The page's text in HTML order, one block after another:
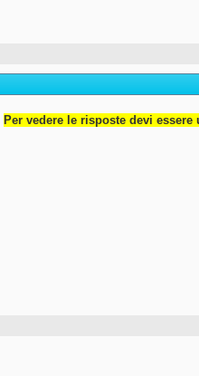
Per vedere le risposte devi